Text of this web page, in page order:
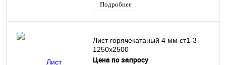
Подробнее
Лист горячекатаный 4 мм ст1-3
1250х2500
Цена по запросу